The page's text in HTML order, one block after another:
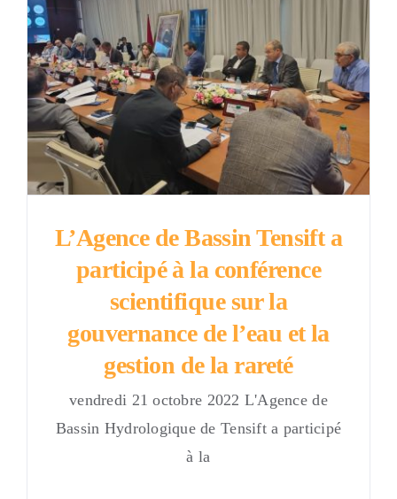
L’Agence de Bassin Tensift a
participé à la conférence
scientifique sur la
gouvernance de l’eau et la
gestion de la rareté
vendredi 21 octobre 2022 L'Agence de
Bassin Hydrologique de Tensift a participé
à la